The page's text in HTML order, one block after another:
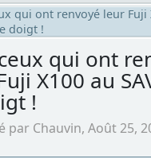
qui ont renvoyé leur Fuji
doigt !
qui ont
X100 au
!
par Chauvin, Août 25,